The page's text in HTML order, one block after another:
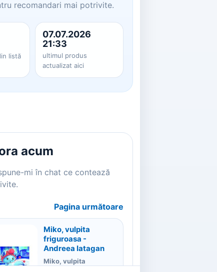
recomandari mai potrivite.
listă
07.07.2026
21:33
ultimul produs
actualizat aici
acum
mi în chat ce contează
Pagina următoare
Miko, vulpita
friguroasa -
Andreea Iatagan
Miko, vulpita